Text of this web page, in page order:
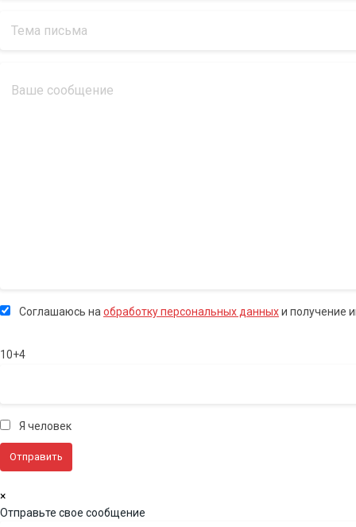
Соглашаюсь наобработку персональных данныхи получение
10+4
Я человек
×
Отправьте свое сообщение